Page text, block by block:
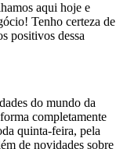
aqui hoje e
Tenho certeza de
positivos dessa
do mundo da
completamente
quinta-feira, pela
de novidades sobre